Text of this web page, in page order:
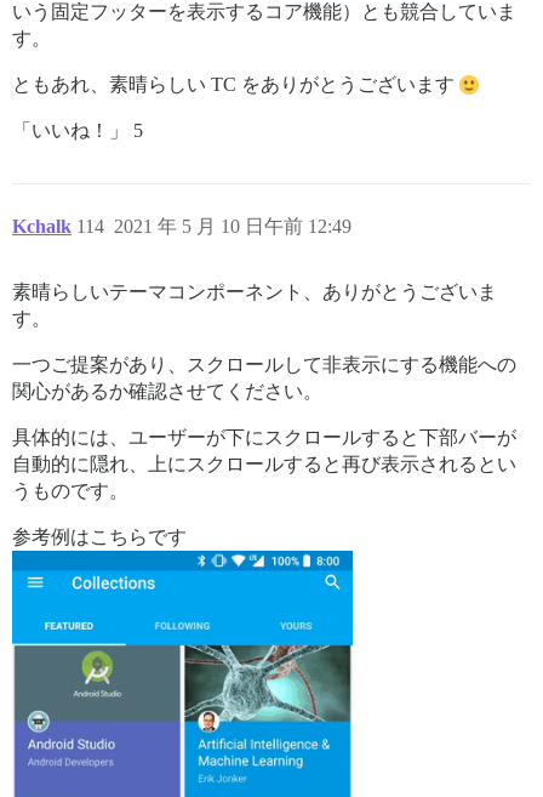
いう固定フッターを表示するコア機能）とも競合していま
す。
ともあれ、素晴らしい TC をありがとうございます
「いいね！」 5
Kchalk 2021 年 5 月 10 日午前 12:49
114
素晴らしいテーマコンポーネント、ありがとうございま
す。
一つご提案があり、スクロールして非表示にする機能への
関心があるか確認させてください。
具体的には、ユーザーが下にスクロールすると下部バーが
自動的に隠れ、上にスクロールすると再び表示されるとい
うものです。
参考例はこちらです